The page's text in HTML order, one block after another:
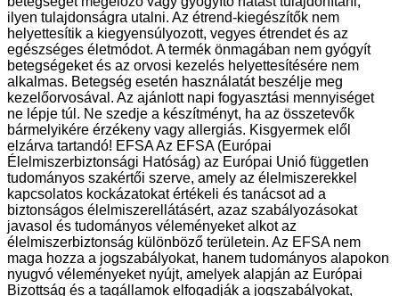
ilyen tulajdonságra utalni. Az étrend-kiegészítők nem
helyettesítik a kiegyensúlyozott, vegyes étrendet és az
egészséges életmódot. A termék önmagában nem gyógyít
betegségeket és az orvosi kezelés helyettesítésére nem
alkalmas. Betegség esetén használatát beszélje meg
kezelőorvosával. Az ajánlott napi fogyasztási mennyiséget
ne lépje túl. Ne szedje a készítményt, ha az összetevők
bármelyikére érzékeny vagy allergiás. Kisgyermek elől
elzárva tartandó! EFSA Az EFSA (Európai
Élelmiszerbiztonsági Hatóság) az Európai Unió független
tudományos szakértői szerve, amely az élelmiszerekkel
kapcsolatos kockázatokat értékeli és tanácsot ad a
biztonságos élelmiszerellátásért, azaz szabályozásokat
javasol és tudományos véleményeket alkot az
élelmiszerbiztonság különböző területein. Az EFSA nem
maga hozza a jogszabályokat, hanem tudományos alapokon
nyugvó véleményeket nyújt, amelyek alapján az Európai
Bizottság és a tagállamok elfogadják a jogszabályokat,